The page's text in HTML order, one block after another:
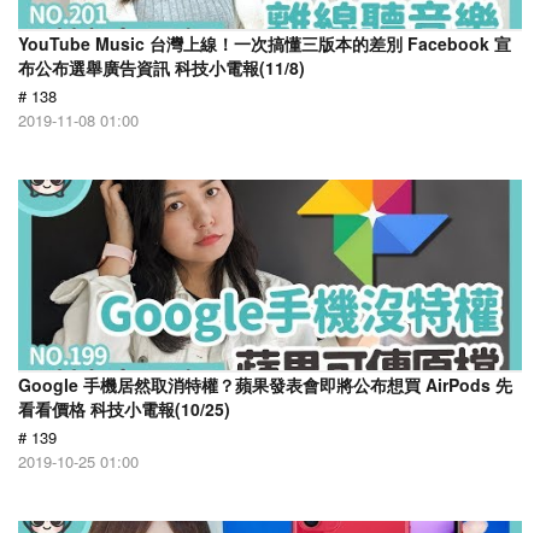
YouTube Music 台灣上線！一次搞懂三版本的差別 Facebook 宣
布公布選舉廣告資訊 科技小電報(11/8)
# 138
2019-11-08 01:00
Google 手機居然取消特權？蘋果發表會即將公布想買 AirPods 先
看看價格 科技小電報(10/25)
# 139
2019-10-25 01:00